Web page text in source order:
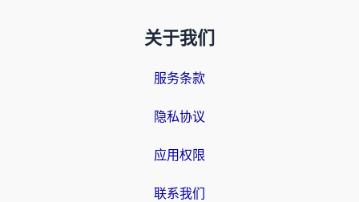
关于我们
服务条款
隐私协议
应用权限
联系我们